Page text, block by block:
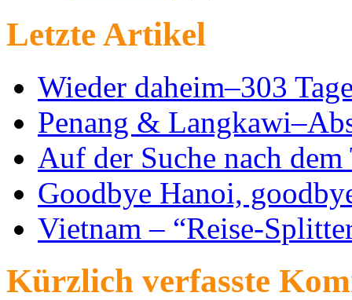
Letzte Artikel
Wieder daheim–303
Penang &
Auf der Suche nach
Goodbye Hanoi,
Vietnam – “Reise-
Kürzlich verfasste